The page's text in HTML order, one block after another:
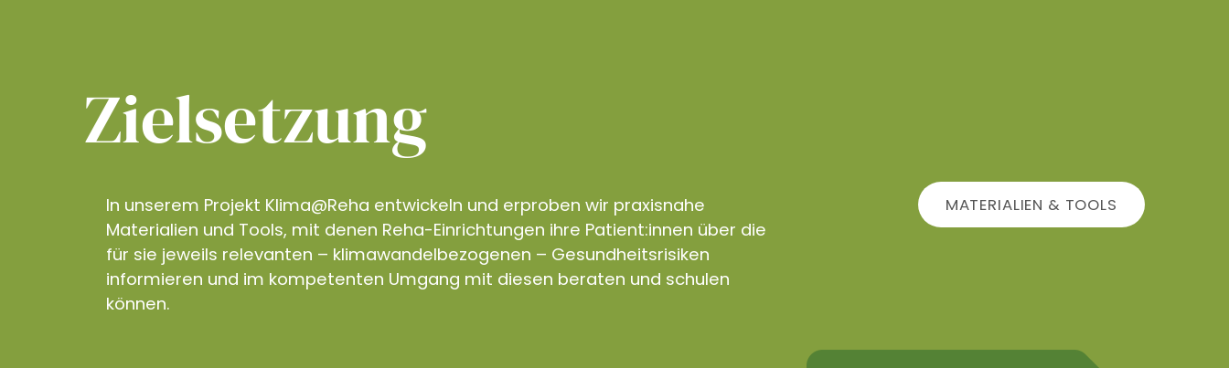
Zielsetzung
In unserem Projekt Klima@Reha entwickeln und erproben wir praxisnahe
Materialien und Tools, mit denen Reha-Einrichtungen ihre Patient:innen über die
für sie jeweils relevanten – klimawandelbezogenen – Gesundheitsrisiken
informieren und im kompetenten Umgang mit diesen beraten und schulen
können.
MATERIALIEN & TOOLS